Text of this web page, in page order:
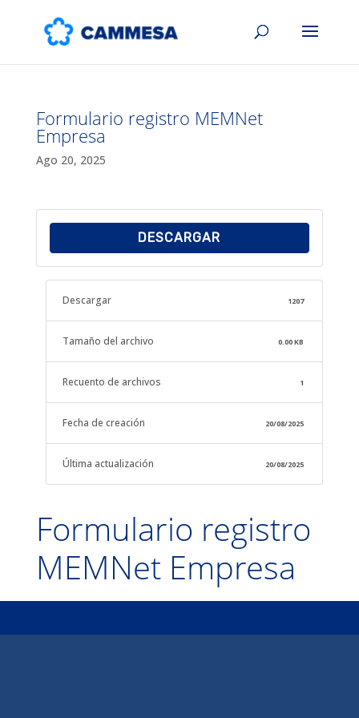
Formulario registro MEMNet
Empresa
Ago 20, 2025
DESCARGAR
Descargar 1207
Tamaño del archivo 0.00 KB
Recuento de archivos 1
Fecha de creación 20/08/2025
Última actualización 20/08/2025
Formulario registro
MEMNet Empresa